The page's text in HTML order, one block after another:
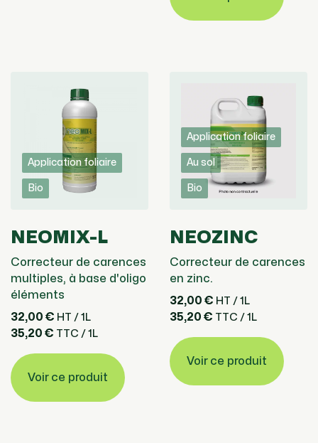
Application foliaire
Bio
NEOMIX-L
Correcteur de carences
multiples, à base d'oligo
éléments
32,00 € HT / 1L
35,20 € TTC / 1L
Voir ce produit
Application foliaire
Au sol
Bio
NEOZINC
Correcteur de carences
en zinc.
32,00 € HT / 1L
35,20 € TTC / 1L
Voir ce produit